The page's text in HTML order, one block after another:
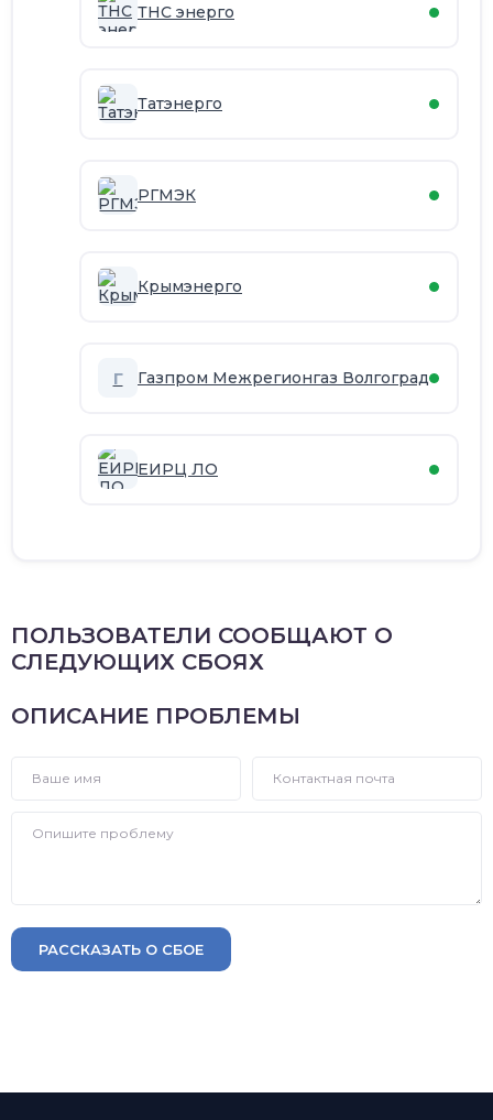
ТНС энерго
Татэнерго
РГМЭК
Крымэнерго
Г Газпром Межрегионгаз Волгоград
ЕИРЦ ЛО
ПОЛЬЗОВАТЕЛИ СООБЩАЮТ О
СЛЕДУЮЩИХ СБОЯХ
ОПИСАНИЕ ПРОБЛЕМЫ
РАССКАЗАТЬ О СБОЕ